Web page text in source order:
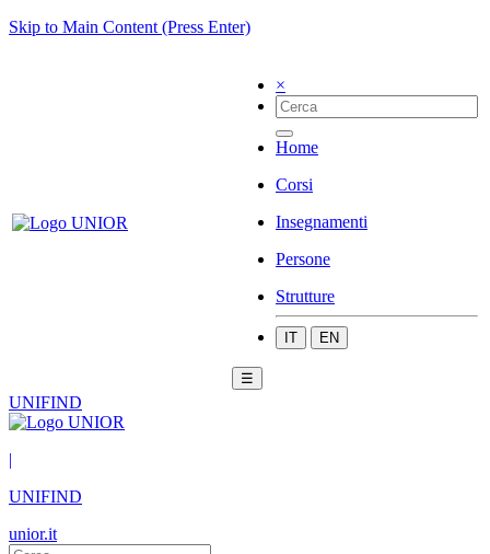
Skip to Main Content (Press Enter)
×
Home
Corsi
Insegnamenti
Persone
Strutture
IT EN
☰
UNIFIND
|
UNIFIND
unior.it